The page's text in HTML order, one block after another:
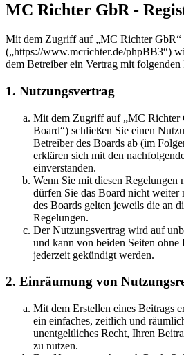
MC Richter GbR -
Mit dem Zugriff auf „MC Richter GbR“
(„https://www.mcrichter.de/phpBB3“)
dem Betreiber ein Vertrag mit folgenden
1. Nutzungsvertrag
Mit dem Zugriff auf „MC Richter
Board“) schließen Sie einen
Betreiber des Boards ab (im
erklären sich mit den
einverstanden.
Wenn Sie mit diesen Regelungen
dürfen Sie das Board nicht weiter
des Boards gelten jeweils die an
Regelungen.
Der Nutzungsvertrag wird auf
und kann von beiden Seiten
jederzeit gekündigt werden.
2. Einräumung von
Mit dem Erstellen eines Beitrags
ein einfaches, zeitlich und
unentgeltliches Recht, Ihren
zu nutzen.